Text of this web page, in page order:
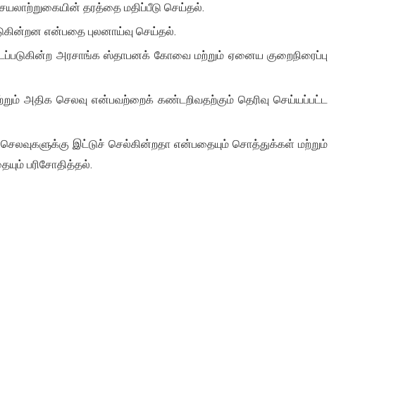
தரத்தை மதிப்பீடு செய்தல்.
என்பதை புலனாய்வு செய்தல்.
அரசாங்க ஸ்தாபனக் கோவை மற்றும் ஏனைய குறைநிரைப்பு
அதிக செலவு என்பவற்றைக் கண்டறிவதற்கும் தெரிவு செய்யப்பட்ட
இட்டுச் செல்கின்றதா என்பதையும் சொத்துக்கள் மற்றும்
பரிசோதித்தல்.